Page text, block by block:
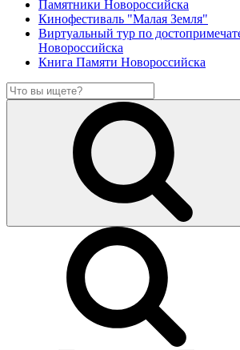
Памятники Новороссийска
Кинофестиваль "Малая Земля"
Виртуальный тур по
Новороссийска
Книга Памяти Новороссийска